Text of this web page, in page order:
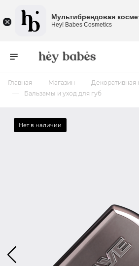
Главная — Магазин — Декоративная
— Бальзамы и уход для губ
Нет в наличии
Мультибрендовая
Hey! Babes Cosmetics